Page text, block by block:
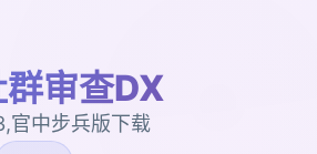
审查DX
官中步兵版下载